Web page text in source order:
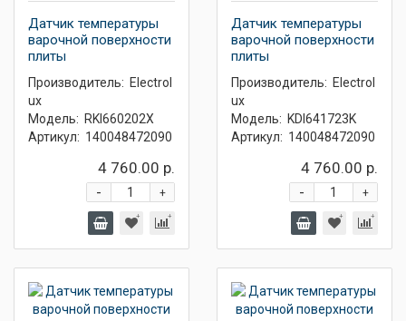
Датчик температуры
варочной поверхности
плиты
Производитель: Electrol
ux
Модель: RKI660202X
Артикул: 140048472090
4 760.00 р.
+
-
Датчик температуры
варочной поверхности
плиты
Производитель: Electrol
ux
Модель: KDI641723K
Артикул: 140048472090
4 760.00 р.
+
-